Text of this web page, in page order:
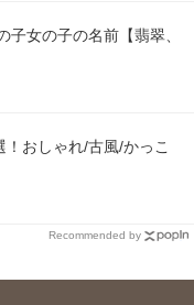
女の子の名前【翡翠、
おしゃれ/古風/かっこ
Recommended by